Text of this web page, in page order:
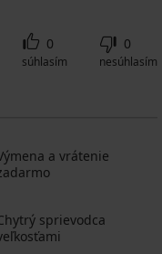
0
súhlasím
0
nesúhlasím
a vrátenie
sprievodca